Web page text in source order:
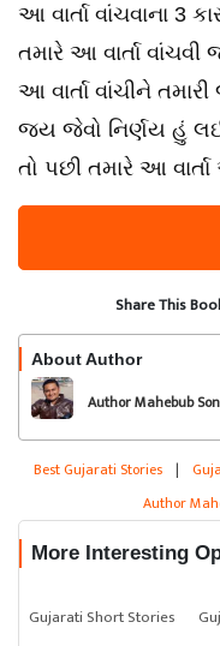
આ વાર્તા વાંચવાના 3
તમારે આ વાર્તા
આ વાર્તા વાંચીને
જય જેવો નિર્ણય હું
તો પછી તમારે આ
Share This
About Author
Author Mahebub
Best Gujarati Stories |
Author
More Interesting
Gujarati Short Stories